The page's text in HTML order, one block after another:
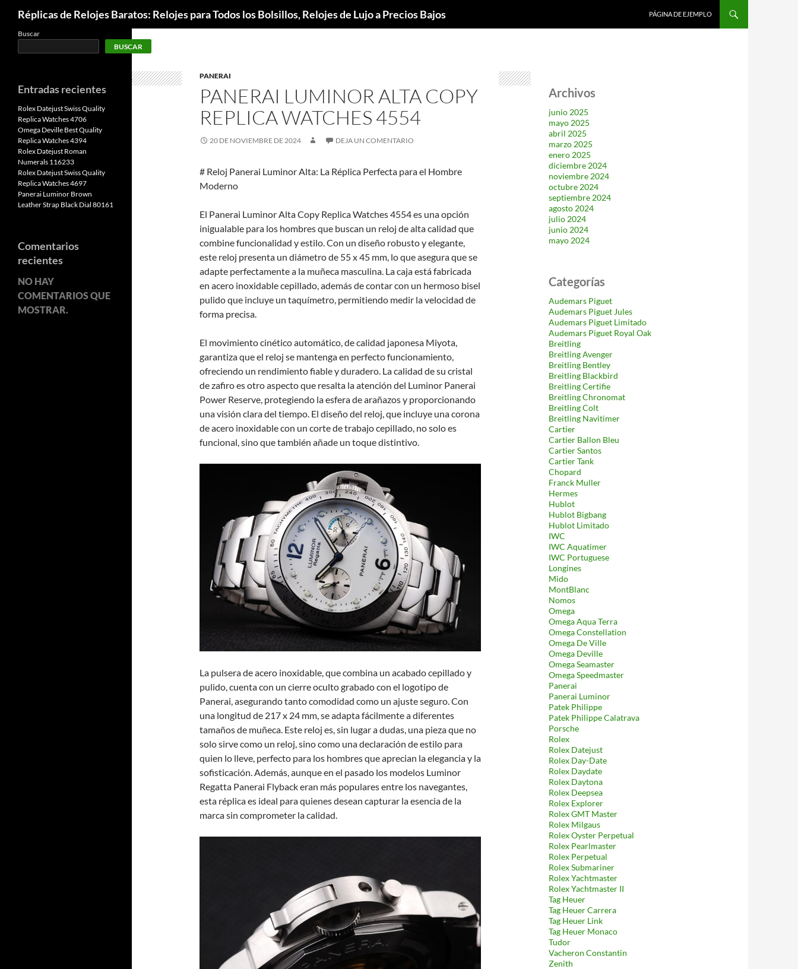
Réplicas de Relojes Baratos: Relojes para Todos los Bolsillos, Relojes de Lujo a Precios Bajos
PÁGINA DE EJEMPLO
PANERAI
PANERAI LUMINOR ALTA COPY
REPLICA WATCHES 4554
20 DE NOVIEMBRE DE 2024 DEJA UN COMENTARIO
# Reloj Panerai Luminor Alta: La Réplica Perfecta para el Hombre
Moderno
El Panerai Luminor Alta Copy Replica Watches 4554 es una opción
inigualable para los hombres que buscan un reloj de alta calidad que
combine funcionalidad y estilo. Con un diseño robusto y elegante,
este reloj presenta un diámetro de 55 x 45 mm, lo que asegura que se
adapte perfectamente a la muñeca masculina. La caja está fabricada
en acero inoxidable cepillado, además de contar con un hermoso bisel
pulido que incluye un taquímetro, permitiendo medir la velocidad de
forma precisa.
El movimiento cinético automático, de calidad japonesa Miyota,
garantiza que el reloj se mantenga en perfecto funcionamiento,
ofreciendo un rendimiento fiable y duradero. La calidad de su cristal
de zafiro es otro aspecto que resalta la atención del Luminor Panerai
Power Reserve, protegiendo la esfera de arañazos y proporcionando
una visión clara del tiempo. El diseño del reloj, que incluye una corona
de acero inoxidable con un corte de trabajo cepillado, no solo es
funcional, sino que también añade un toque distintivo.
La pulsera de acero inoxidable, que combina un acabado cepillado y
pulido, cuenta con un cierre oculto grabado con el logotipo de
Panerai, asegurando tanto comodidad como un ajuste seguro. Con
una longitud de 217 x 24 mm, se adapta fácilmente a diferentes
tamaños de muñeca. Este reloj es, sin lugar a dudas, una pieza que no
solo sirve como un reloj, sino como una declaración de estilo para
quien lo lleve, perfecto para los hombres que aprecian la elegancia y la
sofisticación. Además, aunque en el pasado los modelos Luminor
Regatta Panerai Flyback eran más populares entre los navegantes,
esta réplica es ideal para quienes desean capturar la esencia de la
marca sin comprometer la calidad.
Archivos
junio 2025
mayo 2025
abril 2025
marzo 2025
enero 2025
diciembre 2024
noviembre 2024
octubre 2024
septiembre 2024
agosto 2024
julio 2024
junio 2024
mayo 2024
Categorías
Audemars Piguet
Audemars Piguet Jules
Audemars Piguet Limitado
Audemars Piguet Royal Oak
Breitling
Breitling Avenger
Breitling Bentley
Breitling Blackbird
Breitling Certifie
Breitling Chronomat
Breitling Colt
Breitling Navitimer
Cartier
Cartier Ballon Bleu
Cartier Santos
Cartier Tank
Chopard
Franck Muller
Hermes
Hublot
Hublot Bigbang
Hublot Limitado
IWC
IWC Aquatimer
IWC Portuguese
Longines
Mido
MontBlanc
Nomos
Omega
Omega Aqua Terra
Omega Constellation
Omega De Ville
Omega Deville
Omega Seamaster
Omega Speedmaster
Panerai
Panerai Luminor
Patek Philippe
Patek Philippe Calatrava
Porsche
Rolex
Rolex Datejust
Rolex Day-Date
Rolex Daydate
Rolex Daytona
Rolex Deepsea
Rolex Explorer
Rolex GMT Master
Rolex Milgaus
Rolex Oyster Perpetual
Rolex Pearlmaster
Rolex Perpetual
Rolex Submariner
Rolex Yachtmaster
Rolex Yachtmaster II
Tag Heuer
Tag Heuer Carrera
Tag Heuer Link
Tag Heuer Monaco
Tudor
Vacheron Constantin
Zenith
Buscar
BUSCAR
Entradas recientes
Rolex Datejust Swiss Quality
Replica Watches 4706
Omega Deville Best Quality
Replica Watches 4394
Rolex Datejust Roman
Numerals 116233
Rolex Datejust Swiss Quality
Replica Watches 4697
Panerai Luminor Brown
Leather Strap Black Dial 80161
Comentarios
recientes
NO HAY
COMENTARIOS QUE
MOSTRAR.